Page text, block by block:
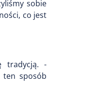
sobie
co jest
tradycją. -
ten sposób